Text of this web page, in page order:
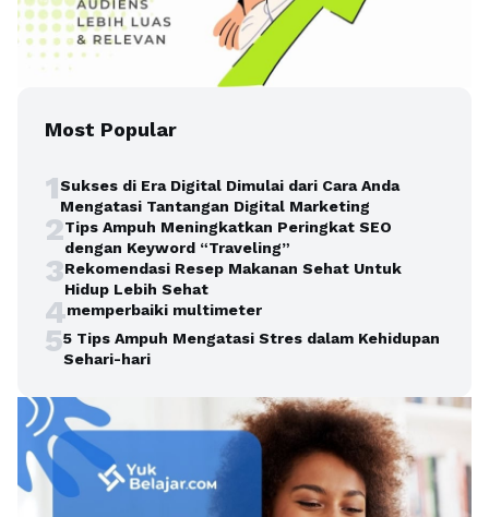
Most Popular
1Sukses di Era Digital Dimulai dari Cara Anda
Mengatasi Tantangan Digital Marketing
2Tips Ampuh Meningkatkan Peringkat SEO
dengan Keyword “Traveling”
3Rekomendasi Resep Makanan Sehat Untuk
Hidup Lebih Sehat
4memperbaiki multimeter
55 Tips Ampuh Mengatasi Stres dalam Kehidupan
Sehari-hari